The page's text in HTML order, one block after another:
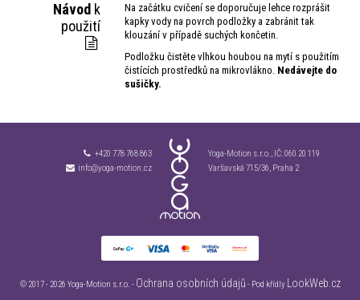
Návod k
použití
Na začátku cvičení se doporučuje lehce rozprášit
kapky vody na povrch podložky a zabránit tak
klouzání v případě suchých končetin.
Podložku čistěte vlhkou houbou na mytí s použitím
čistících prostředků na mikrovlákno. Nedávejte do
sušičky.
+420 778 768 863
info@yoga-motion.cz
Yoga-Motion s.r.o., IČ:060 20 119
Varšavská 715/36, Praha 2
© 2017 - 2026 Yoga-Motion s.r.o. - Ochrana osobních údajů - Pod křídly LookWeb.cz